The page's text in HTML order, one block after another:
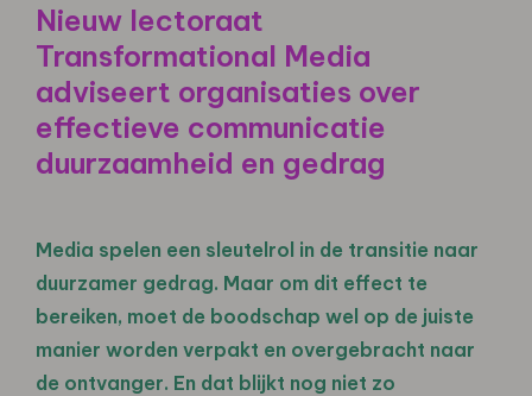
Nieuw lectoraat
Transformational Media
adviseert organisaties over
effectieve communicatie
duurzaamheid en gedrag
Media spelen een sleutelrol in de transitie naar
duurzamer gedrag. Maar om dit effect te
bereiken, moet de boodschap wel op de juiste
manier worden verpakt en overgebracht naar
de ontvanger. En dat blijkt nog niet zo